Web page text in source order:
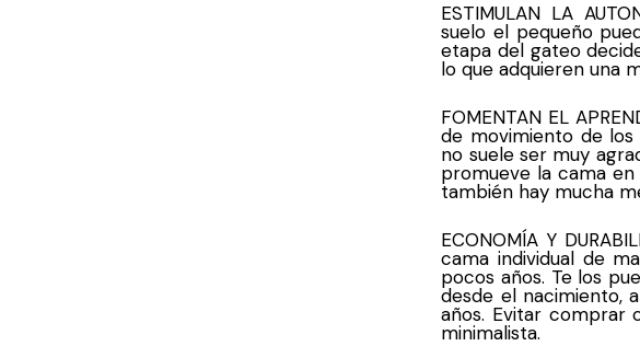
ESTIMULAN LA
suelo el pequeño
etapa del gateo
lo que adquieren una
FOMENTAN EL
de movimiento de los
no suele ser muy
promueve la cama en
también hay mucha
ECONOMÍA Y
cama individual de
pocos años. Te los
desde el nacimiento,
años. Evitar comprar
minimalista.